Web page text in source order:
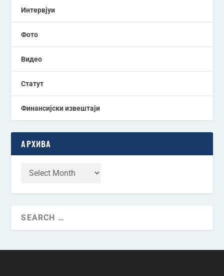
Интервјуи
Фото
Видео
Статут
Финансијски извештаји
АРХИВА